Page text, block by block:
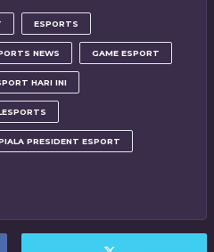
ESPORTS
NEWS GAME ESPORT
HARI INI
PRESIDENT ESPORT